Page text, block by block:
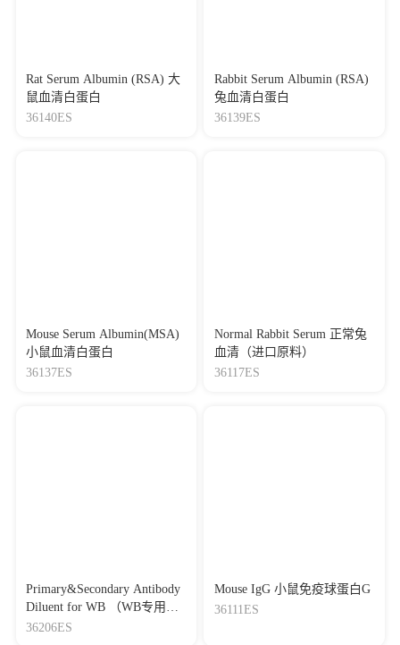
Rat Serum Albumin (RSA) 大
鼠血清白蛋白
36140ES
Rabbit Serum Albumin (RSA)
兔血清白蛋白
36139ES
Mouse Serum Albumin(MSA)
小鼠血清白蛋白
36137ES
Normal Rabbit Serum 正常兔
血清（进口原料）
36117ES
Primary&Secondary Antibody
Diluent for WB （WB专用一
抗二抗稀释液）
36206ES
Mouse IgG 小鼠免疫球蛋白G
36111ES